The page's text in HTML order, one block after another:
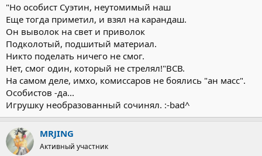
"Но особист Суэтин, неутомимый наш
Еще тогда приметил, и взял на карандаш.
Он выволок на свет и приволок
Подколотый, подшитый материал.
Никто поделать ничего не смог.
Нет, смог один, который не стрелял!"ВСВ.
На самом деле, имхо, комиссаров не боялись "ан масс".
Особистов -да...
Игрушку необразованный сочинял. :-bad^
MRJING
Активный участник